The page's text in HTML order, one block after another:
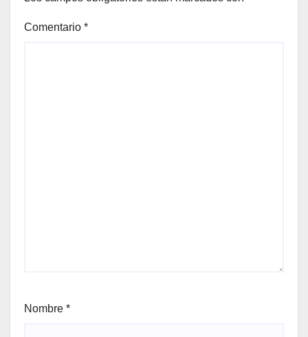
Comentario *
Nombre *